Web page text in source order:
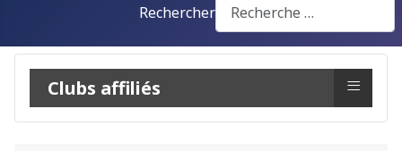
Rechercher
Clubs affiliés ≡